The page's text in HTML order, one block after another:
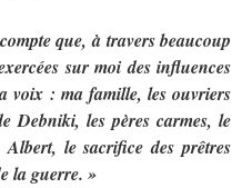
que, à travers beaucoup
sur moi des influences
voix : ma famille, les ouvriers
Debniki, les pères carmes, le
le sacrifice des prêtres
la guerre. »